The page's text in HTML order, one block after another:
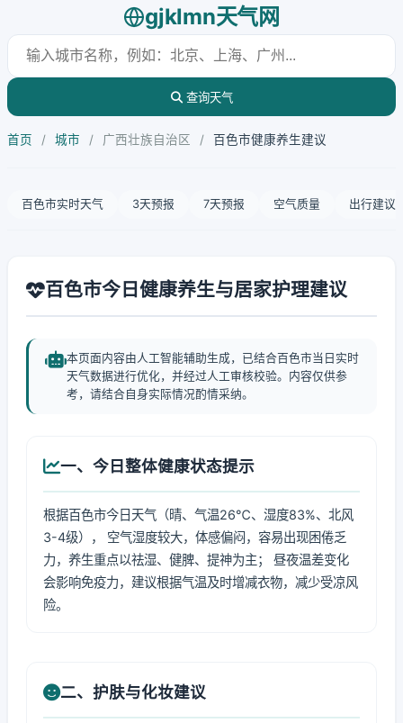
gjklmn天气网
查询天气
首页 / 城市 / 广西壮族自治区 / 百色市健康养生建议
百色市实时天气 3天预报 7天预报 空气质量 出行建议
百色市今日健康养生与居家护理建议
本页面内容由人工智能辅助生成，已结合百色市当日实时
天气数据进行优化，并经过人工审核校验。内容仅供参
考，请结合自身实际情况酌情采纳。
一、今日整体健康状态提示
根据百色市今日天气（晴、气温26℃、湿度83%、北风
3-4级）， 空气湿度较大，体感偏闷，容易出现困倦乏
力，养生重点以祛湿、健脾、提神为主； 昼夜温差变化
会影响免疫力，建议根据气温及时增减衣物，减少受凉风
险。
二、护肤与化妆建议